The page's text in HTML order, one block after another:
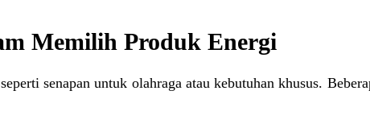
Memilih Produk Energi
senapan untuk olahraga atau kebutuhan khusus.